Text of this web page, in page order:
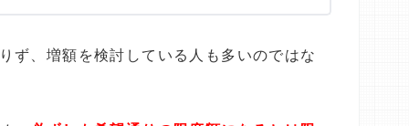
ず、増額を検討している人も多いのではな